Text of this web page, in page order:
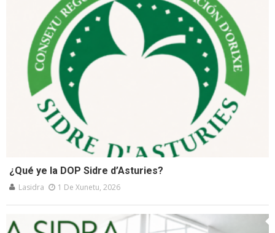
¿Qué ye la DOP Sidre d’Asturies?
Lasidra 1 De Xunetu, 2026